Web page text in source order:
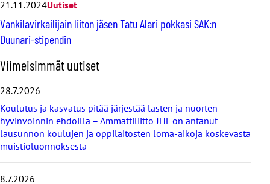
21.11.2024Uutiset
Vankilavirkailijain liiton jäsen Tatu Alari pokkasi SAK:n
Duunari-stipendin
O
h
i
a
v
i
i
Viimeisimmät uutiset
28.7.2026
Koulutus ja kasvatus pitää järjestää lasten ja nuorten
hyvinvoinnin ehdoilla – Ammattiliitto JHL on antanut
lausunnon koulujen ja oppilaitosten loma-aikoja koskevasta
muistioluonnoksesta
8.7.2026